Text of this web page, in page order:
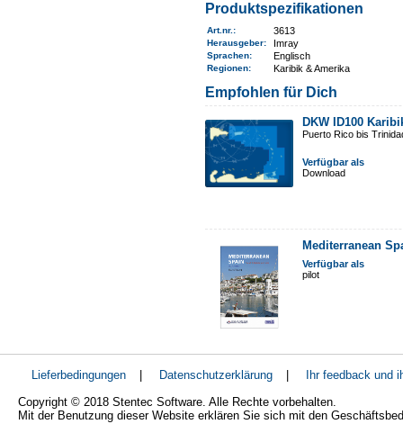
Produktspezifikationen
Art.nr. : 3613
Herausgeber: Imray
Sprachen: Englisch
Regionen: Karibik & Amerika
Empfohlen für Dich
DKW ID100
Puerto Rico bis
Verfügbar als
Download
Mediterranean
Verfügbar als
pilot
Lieferbedingungen Datenschutzerklärung
Ihr feedback und
Copyright © 2018 Stentec Software. Alle Rechte vorbehalten.
Mit der Benutzung dieser Website erklären Sie sich mit den